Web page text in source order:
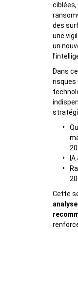
des
une
un
Dans
risques
•
•
IA
•
Cette